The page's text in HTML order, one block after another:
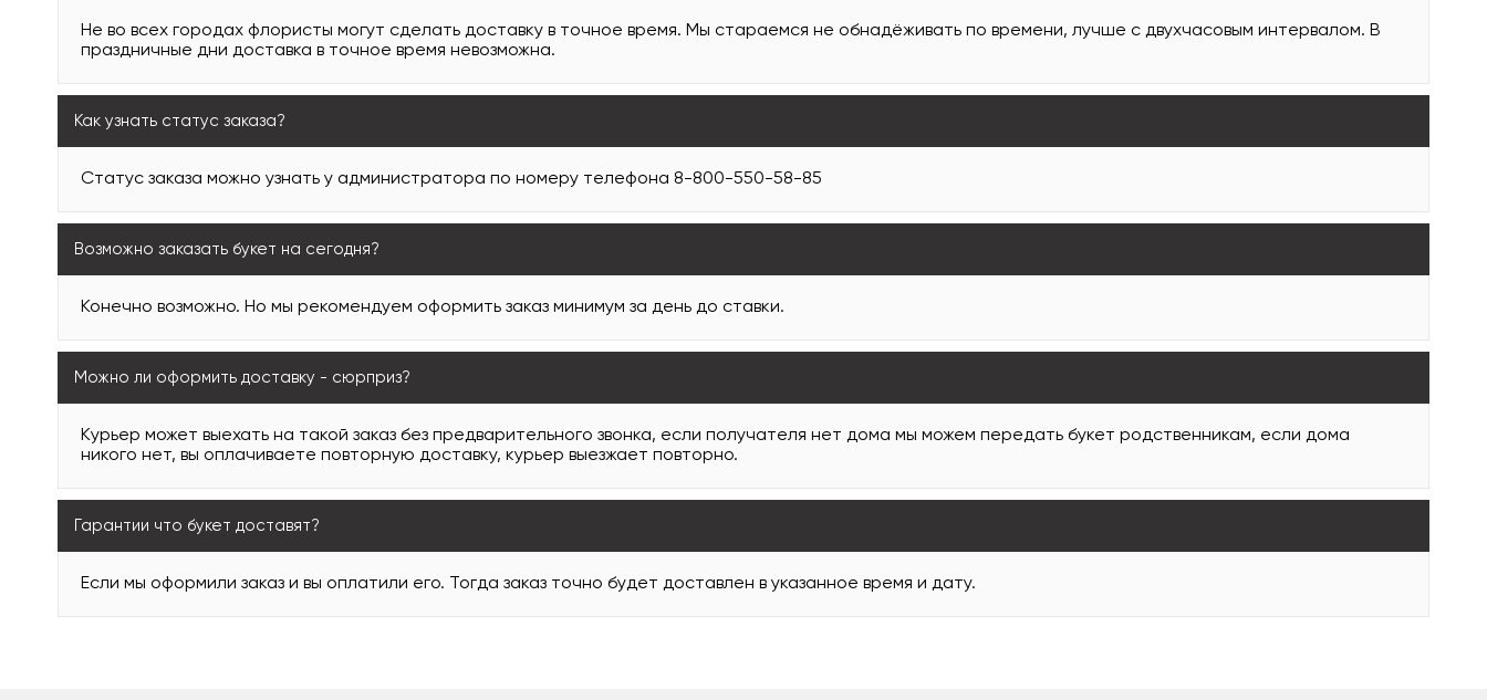
Не во всех городах флористы могут сделать доставку в точное время. Мы стараемся не обнадёживать по времени, лучше с двухчасовым интервалом. В
праздничные дни доставка в точное время невозможна.
Как узнать статус заказа?
Статус заказа можно узнать у администратора по номеру телефона 8-800-550-58-85
Возможно заказать букет на сегодня?
Конечно возможно. Но мы рекомендуем оформить заказ минимум за день до ставки.
Можно ли оформить доставку - сюрприз?
Курьер может выехать на такой заказ без предварительного звонка, если получателя нет дома мы можем передать букет родственникам, если дома
никого нет, вы оплачиваете повторную доставку, курьер выезжает повторно.
Гарантии что букет доставят?
Если мы оформили заказ и вы оплатили его. Тогда заказ точно будет доставлен в указанное время и дату.